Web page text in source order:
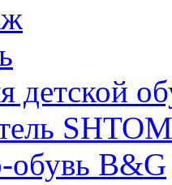
детской
SHTOM
обувь B&G